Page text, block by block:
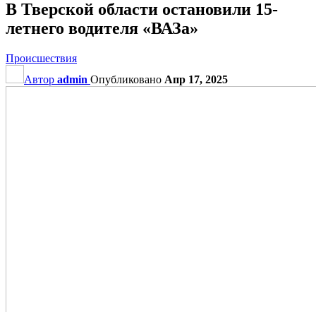
В Тверской области остановили 15-
летнего водителя «ВАЗа»
Происшествия
Автор admin Опубликовано Апр 17, 2025